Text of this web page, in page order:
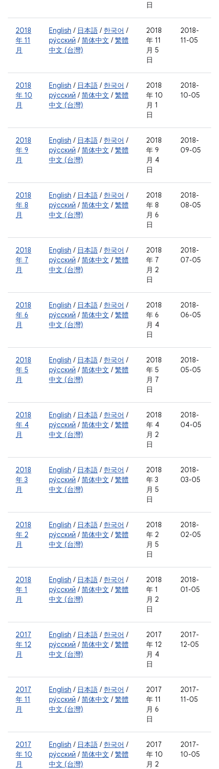
日
2018
年 11
月
English / 日本語 / 한국어 /
ру́сский /简体中文 /繁體
中文 (台灣)
2018
年 11
月 5
日
2018-
11-05
2018
年 10
月
English / 日本語 / 한국어 /
ру́сский /简体中文 /繁體
中文 (台灣)
2018
年 10
月 1
日
2018-
10-05
2018
年 9
月
English / 日本語 / 한국어 /
ру́сский /简体中文 /繁體
中文 (台灣)
2018
年 9
月 4
日
2018-
09-05
2018
年 8
月
English / 日本語 / 한국어 /
ру́сский /简体中文 /繁體
中文 (台灣)
2018
年 8
月 6
日
2018-
08-05
2018
年 7
月
English / 日本語 / 한국어 /
ру́сский /简体中文 /繁體
中文 (台灣)
2018
年 7
月 2
日
2018-
07-05
2018
年 6
月
English / 日本語 / 한국어 /
ру́сский /简体中文 /繁體
中文 (台灣)
2018
年 6
月 4
日
2018-
06-05
2018
年 5
月
English / 日本語 / 한국어 /
ру́сский /简体中文 /繁體
中文 (台灣)
2018
年 5
月 7
日
2018-
05-05
2018
年 4
月
English / 日本語 / 한국어 /
ру́сский /简体中文 /繁體
中文 (台灣)
2018
年 4
月 2
日
2018-
04-05
2018
年 3
月
English / 日本語 / 한국어 /
ру́сский /简体中文 /繁體
中文 (台灣)
2018
年 3
月 5
日
2018-
03-05
2018
年 2
月
English / 日本語 / 한국어 /
ру́сский /简体中文 /繁體
中文 (台灣)
2018
年 2
月 5
日
2018-
02-05
2018
年 1
月
English / 日本語 / 한국어 /
ру́сский /简体中文 /繁體
中文 (台灣)
2018
年 1
月 2
日
2018-
01-05
2017
年 12
月
English / 日本語 / 한국어 /
ру́сский /简体中文 /繁體
中文 (台灣)
2017
年 12
月 4
日
2017-
12-05
2017
年 11
月
English / 日本語 / 한국어 /
ру́сский /简体中文 /繁體
中文 (台灣)
2017
年 11
月 6
日
2017-
11-05
2017
年 10
月
English / 日本語 / 한국어 /
ру́сский /简体中文 /繁體
中文 (台灣)
2017
年 10
月 2
2017-
10-05